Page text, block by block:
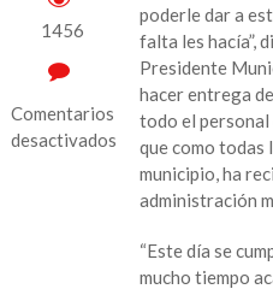
1456
Comentarios
desactivados
poderle dar a
falta les hacía”,
Presidente
hacer entrega
todo el personal
que como todas
municipio, ha
administración
“Este día se
mucho tiempo